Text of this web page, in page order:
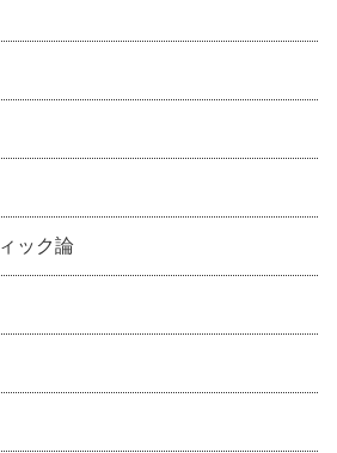
ック論